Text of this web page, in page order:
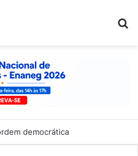
democrática